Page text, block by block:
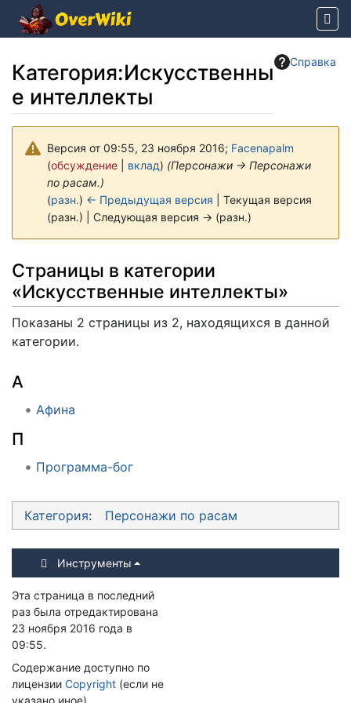
Справка
Категория:Искусственны
е интеллекты
Версия от 09:55, 23 ноября 2016; Facenapalm
(обсуждение вклад) (Персонажи -> Персонажи
по расам.)
(разн.) ← Предыдущая версия | Текущая версия
(разн.) | Следующая версия → (разн.)
Страницы в категории
«Искусственные интеллекты»
Показаны 2 страницы из 2, находящихся в данной
категории.
А
Афина
П
Программа-бог
Категория: Персонажи по расам
Инструменты
Эта страница в последний
раз была отредактирована
23 ноября 2016 года в
09:55.
Содержание доступно по
лицензии Copyright (если не
указано иное).